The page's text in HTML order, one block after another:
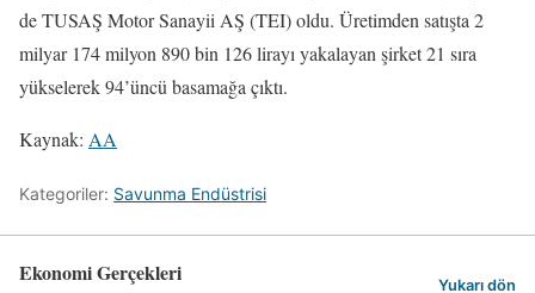
de TUSAŞ Motor Sanayii AŞ (TEI) oldu. Üretimden satışta 2
milyar 174 milyon 890 bin 126 lirayı yakalayan şirket 21 sıra
yükselerek 94’üncü basamağa çıktı.
Kaynak: AA
Kategoriler: Savunma Endüstrisi
Ekonomi Gerçekleri Yukarı dön